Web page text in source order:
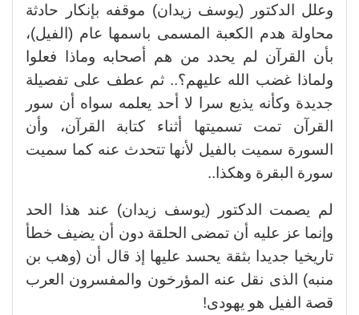
وعلل الدكتور (يوسف زيدان) موقفه بإنكار حادثة
محاولة هدم الكعبة المسمى باسمها عام (الفيل)،
بأن القرآن لم يحدد من هم أصحابه وماذا فعلوا
ولماذا غضب الله عليهم؟.. ثم عطف على تفصيلة
جديدة وكأنه يذيع سرا لا أحد يعلمه سواه أن سور
القرآن تمت تسميتها أثناء كتابة القرآن، وأن
السورة سميت بالفيل لأنها تتحدث عنه كما سميت
سورة البقرة وهكذا..
لم يصمت الدكتور (يوسف زيدان) عند هذا الحد
وإنما عز عليه أن تمضى الحلقة دون أن يضيف خطأ
تاريخيا جديدا بثقة يحسد عليها إذ قال أن (وهب بن
منبه) الذى نقل عنه المؤرخون والمفسرون العرب
قصة الفيل هو يهودى!